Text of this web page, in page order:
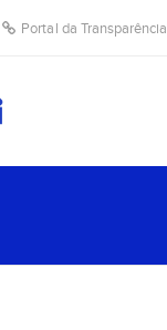
Portal da Transparência